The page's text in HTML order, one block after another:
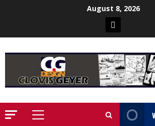
August 8, 2026
Poster
da
Ilha
Primary